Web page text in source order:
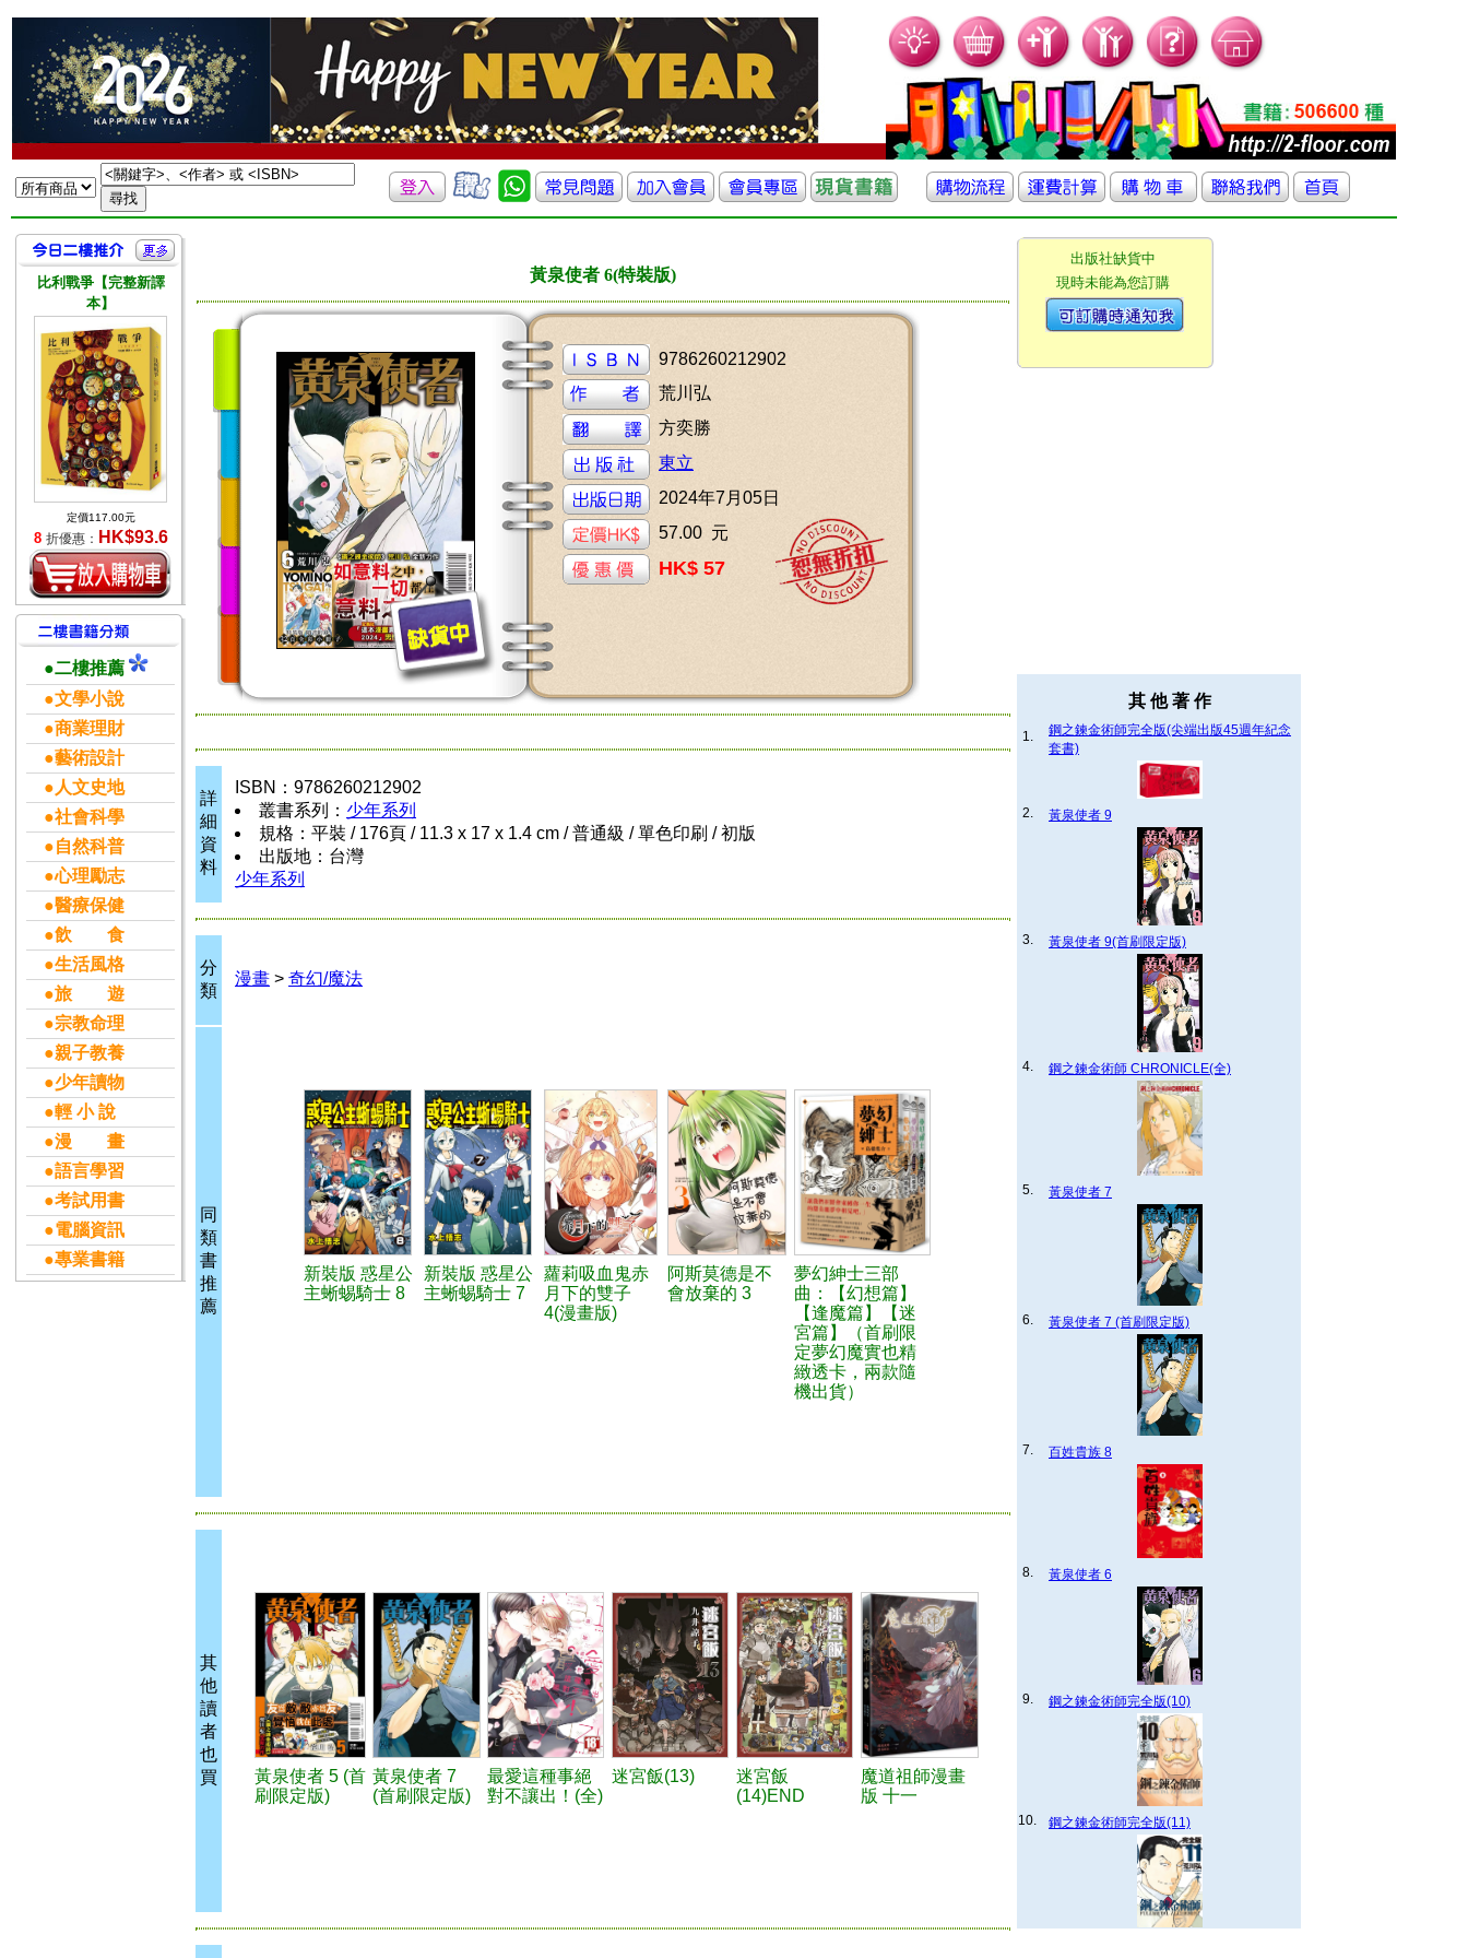
比利戰爭【完整新譯
本】
定價117.00元
8 折優惠： HK$93.6
●二樓推薦
●文學小說
●商業理財
●藝術設計
●人文史地
●社會科學
●自然科普
●心理勵志
●醫療保健
●飲 食
●生活風格
●旅 遊
●宗教命理
●親子教養
●少年讀物
●輕 小 說
●漫 畫
●語言學習
●考試用書
●電腦資訊
●專業書籍
黃泉使者 6(特裝版)
9786260212902
荒川弘
方奕勝
東立
2024年7月05日
57.00 元
HK$ 57
詳
細
資
料
ISBN：9786260212902
叢書系列： 少年系列
規格：平裝 / 176頁 / 11.3 x 17 x 1.4 cm / 普通級 / 單色印刷 / 初版
出版地：台灣
少年系列
分
類
漫畫 > 奇幻/魔法
同
類
書
推
薦
新裝版 惑星公
主蜥蜴騎士 8
新裝版 惑星公
主蜥蜴騎士 7
蘿莉吸血鬼赤
月下的雙子
4(漫畫版)
阿斯莫德是不
會放棄的 3
夢幻紳士三部
曲：【幻想篇】
【逢魔篇】【迷
宮篇】（首刷限
定夢幻魔實也精
緻透卡，兩款隨
機出貨）
其
他
讀
者
也
買
黃泉使者 5 (首
刷限定版)
黃泉使者 7
(首刷限定版)
最愛這種事絕
對不讓出！(全)
迷宮飯(13)
迷宮飯
(14)END
魔道祖師漫畫
版 十一
其 他 著 作
1.
鋼之鍊金術師完全版(尖端出版45週年紀念
套書)
2. 黃泉使者 9
3. 黃泉使者 9(首刷限定版)
4. 鋼之鍊金術師 CHRONICLE(全)
5. 黃泉使者 7
6. 黃泉使者 7 (首刷限定版)
7. 百姓貴族 8
8. 黃泉使者 6
9. 鋼之鍊金術師完全版(10)
10. 鋼之鍊金術師完全版(11)